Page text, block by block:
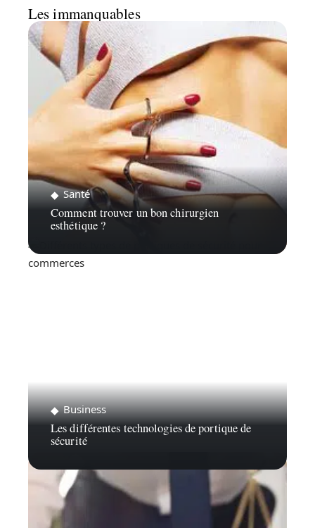
Les immanquables
Santé
Comment trouver un bon chirurgien
esthétique ?
Business
Les différentes technologies de portique de
sécurité